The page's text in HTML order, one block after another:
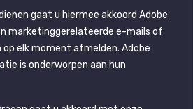
gaat u hiermee akkoord Adobe
marketinggerelateerde e-mails of
elk moment afmelden. Adobe
is onderworpen aan hun